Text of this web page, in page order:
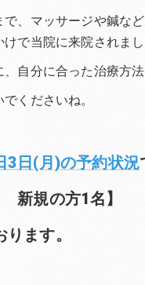
で、マッサージや鍼な
で当院に来院されまし
、自分に合った治療方
くださいね。
3日(月)の予約状況
新規の方1名】
ます。